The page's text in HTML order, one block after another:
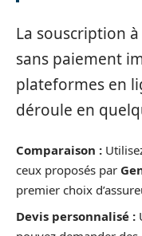
La souscription
sans paiement
plateformes en
déroule en
Comparaison :
ceux proposés par
premier choix
Devis personnalisé :